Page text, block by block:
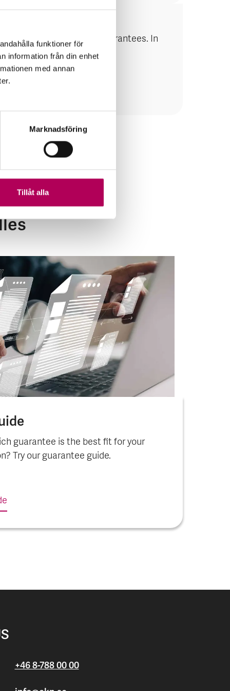
funktioner för
information från din enhet
med annan
Marknadsföring
Tillåt alla
exposure to EKN guarantees. In
flow.
guarantee is the best fit for your
Try our guarantee guide.
+46 8-788 00 00